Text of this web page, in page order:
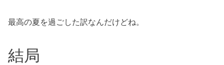
最高の夏を過ごした訳なんだけどね。
結局